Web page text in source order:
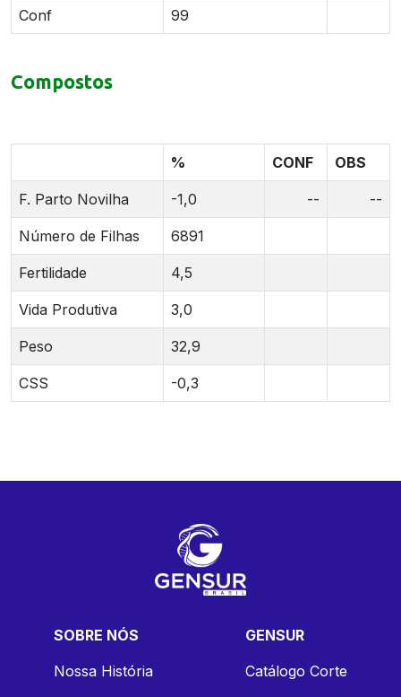
Conf 99
Compostos
% CONF OBS
F. Parto Novilha -1,0 -- --
Número de Filhas 6891
Fertilidade 4,5
Vida Produtiva 3,0
Peso 32,9
CSS -0,3
SOBRE NÓS
Nossa História
GENSUR
Catálogo Corte